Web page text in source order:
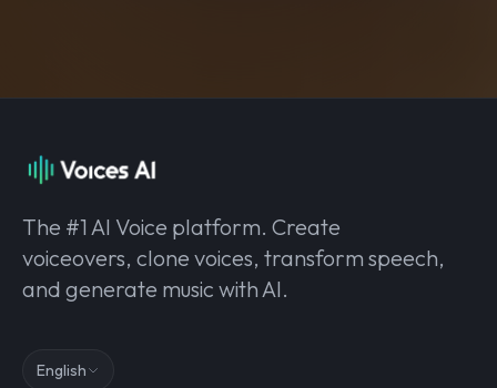
The #1 AI Voice platform. Create
voiceovers, clone voices, transform speech,
and generate music with AI.
English